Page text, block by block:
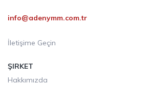
info@adenymm.com.tr
İletişime Geçin
ŞIRKET
Hakkımızda